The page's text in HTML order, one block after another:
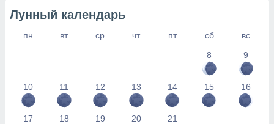
Лунный календарь
пн вт ср чт пт сб
вс
8
9
10 11 12 13 14 15 16
17 18 19 20 21